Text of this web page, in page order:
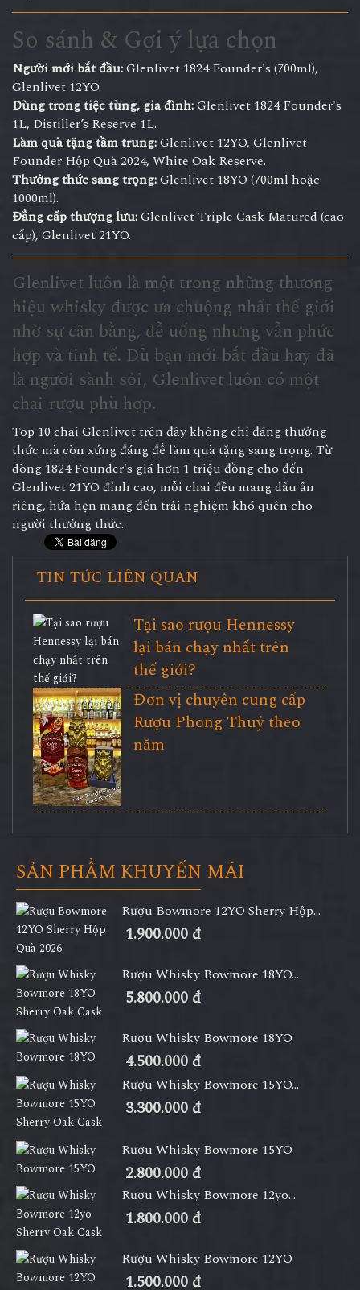
So sánh & Gợi ý lựa chọn
Người mới bắt đầu:Glenlivet 1824 Founder's (700ml),
Glenlivet 12YO.
Dùng trong tiệc tùng, gia đình:Glenlivet 1824 Founder's
1L, Distiller’s Reserve 1L.
Làm quà tặng tầm trung:Glenlivet 12YO, Glenlivet
Founder Hộp Quà 2024, White Oak Reserve.
Thưởng thức sang trọng:Glenlivet 18YO (700ml hoặc
1000ml).
Đẳng cấp thượng lưu:Glenlivet Triple Cask Matured (cao
cấp), Glenlivet 21YO.
Glenlivet luôn là một trong những thương
hiệu whisky được ưa chuộng nhất thế giới
nhờ sự cân bằng, dễ uống nhưng vẫn phức
hợp và tinh tế. Dù bạn mới bắt đầu hay đã
là người sành sỏi, Glenlivet luôn có một
chai rượu phù hợp.
Top 10 chai Glenlivet trên đây không chỉ đáng thưởng
thức mà còn xứng đáng để làm quà tặng sang trọng. Từ
dòng 1824 Founder's giá hơn 1 triệu đồng cho đến
Glenlivet 21YO đỉnh cao, mỗi chai đều mang dấu ấn
riêng, hứa hẹn mang đến trải nghiệm khó quên cho
người thưởng thức.
TIN TỨC LIÊN QUAN
Tại sao rượu Hennessy
lại bán chạy nhất trên
thế giới?
Đơn vị chuyên cung cấp
Rượu Phong Thuỷ theo
năm
SẢN PHẨM KHUYẾN MÃI
Rượu Bowmore 12YO Sherry Hộp...
1.900.000 đ
Rượu Whisky Bowmore 18YO...
5.800.000 đ
Rượu Whisky Bowmore 18YO
4.500.000 đ
Rượu Whisky Bowmore 15YO...
3.300.000 đ
Rượu Whisky Bowmore 15YO
2.800.000 đ
Rượu Whisky Bowmore 12yo...
1.800.000 đ
Rượu Whisky Bowmore 12YO
1.500.000 đ